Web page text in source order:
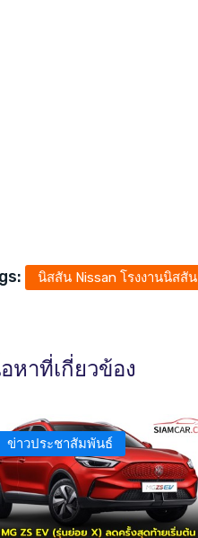
นิสสัน Nissan โรงงานนิสสัน
อหาที่เกี่ยวข้อง
ข่าวประชาสัมพันธ์